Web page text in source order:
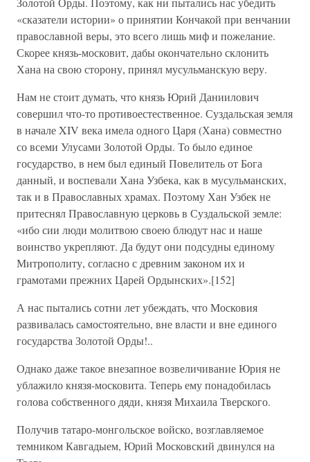
«сказатели истории» о принятии Кончакой при венчании
православной веры, это всего лишь миф и пожелание.
Скорее князь-московит, дабы окончательно склонить
Хана на свою сторону, принял мусульманскую веру.
Нам не стоит думать, что князь Юрий Даниилович
совершил что-то противоестественное. Суздальская земля
в начале XIV века имела одного Царя (Хана) совместно
со всеми Улусами Золотой Орды. То было единое
государство, в нем был единый Повелитель от Бога
данный, и воспевали Хана Узбека, как в мусульманских,
так и в Православных храмах. Поэтому Хан Узбек не
притеснял Православную церковь в Суздальской земле:
«ибо сии люди молитвою своею блюдут нас и наше
воинство укрепляют. Да будут они подсудны единому
Митрополиту, согласно с древним законом их и
грамотами прежних Царей Ордынских».[152]
А нас пытались сотни лет убеждать, что Московия
развивалась самостоятельно, вне власти и вне единого
государства Золотой Орды!..
Однако даже такое внезапное возвеличивание Юрия не
ублажило князя-московита. Теперь ему понадобилась
голова собственного дяди, князя Михаила Тверского.
Получив татаро-монгольское войско, возглавляемое
темником Кавгадыем, Юрий Московский двинулся на